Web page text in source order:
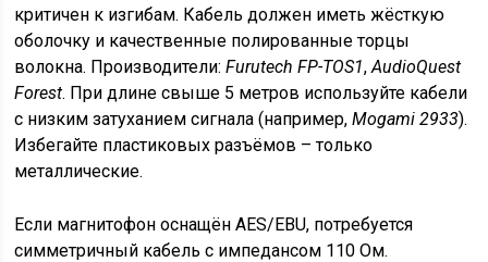
критичен к изгибам. Кабель должен иметь жёсткую
оболочку и качественные полированные торцы
волокна. Производители:Furutech FP-TOS1,AudioQuest
Forest. При длине свыше 5 метров используйте кабели
с низким затуханием сигнала (например,Mogami 2933).
Избегайте пластиковых разъёмов – только
металлические.
Если магнитофон оснащён AES/EBU, потребуется
симметричный кабель с импедансом 110 Ом.